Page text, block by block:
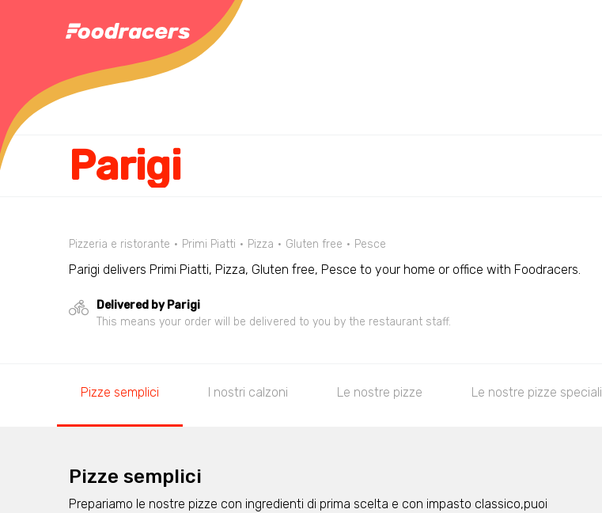
Parigi
Pizzeria e ristorante Primi Piatti Pizza Gluten free Pesce
Parigi delivers Primi Piatti, Pizza, Gluten free, Pesce to your home or office with Foodracers.
Delivered by Parigi
This means your order will be delivered to you by the restaurant staff.
Pizze semplici I nostri calzoni Le nostre pizze Le nostre pizze speciali
Pizze semplici
Prepariamo le nostre pizze con ingredienti di prima scelta e con impasto classico,puoi